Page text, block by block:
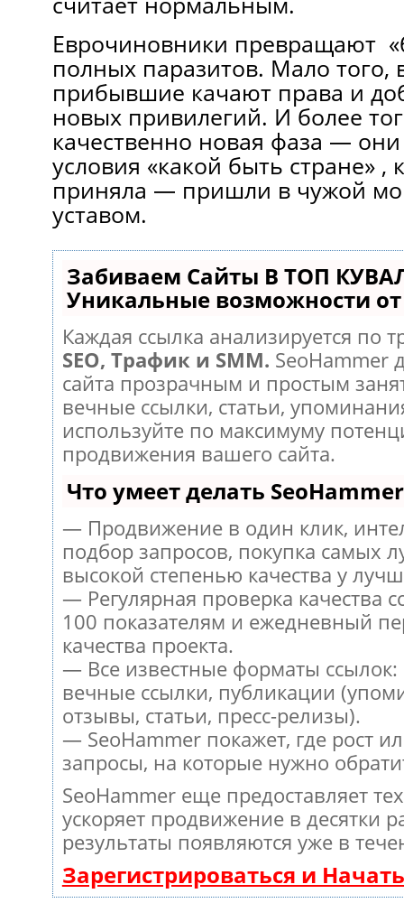
Еврочиновники превращают
полных паразитов. Мало того,
прибывшие качают права и
новых привилегий. И более
качественно новая фаза —
условия «какой быть стране» ,
приняла — пришли в чужой
уставом.
Забиваем Сайты В ТОП
Уникальные возможности от
Каждая ссылка анализируется по
SEO, Трафик и SMM. SeoHammer
сайта прозрачным и простым
вечные ссылки, статьи,
используйте по максимуму
продвижения вашего сайта.
Что умеет делать SeoHammer
— Продвижение в один клик,
подбор запросов, покупка самых
высокой степенью качества у
— Регулярная проверка качества
100 показателям и ежедневный
качества проекта.
— Все известные форматы
вечные ссылки, публикации
отзывы, статьи, пресс-релизы).
— SeoHammer покажет, где рост
запросы, на которые нужно
SeoHammer еще предоставляет
ускоряет продвижение в десятки
результаты появляются уже в
Зарегистрироваться и